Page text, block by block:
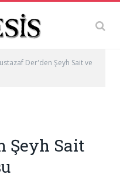
Der'den Şeyh Sait ve
Şeyh Sait